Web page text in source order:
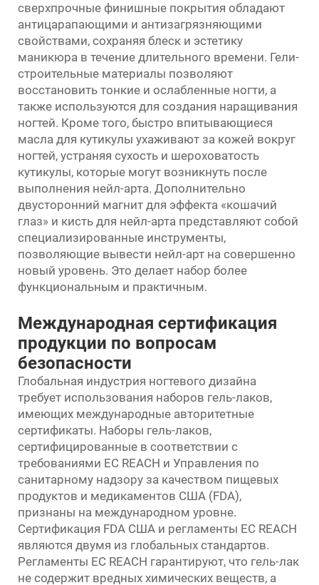
сверхпрочные финишные покрытия обладают
антицарапающими и антизагрязняющими
свойствами, сохраняя блеск и эстетику
маникюра в течение длительного времени. Гели-
строительные материалы позволяют
восстановить тонкие и ослабленные ногти, а
также используются для создания наращивания
ногтей. Кроме того, быстро впитывающиеся
масла для кутикулы ухаживают за кожей вокруг
ногтей, устраняя сухость и шероховатость
кутикулы, которые могут возникнуть после
выполнения нейл-арта. Дополнительно
двусторонний магнит для эффекта «кошачий
глаз» и кисть для нейл-арта представляют собой
специализированные инструменты,
позволяющие вывести нейл-арт на совершенно
новый уровень. Это делает набор более
функциональным и практичным.
Международная сертификация
продукции по вопросам
безопасности
Глобальная индустрия ногтевого дизайна
требует использования наборов гель-лаков,
имеющих международные авторитетные
сертификаты. Наборы гель-лаков,
сертифицированные в соответствии с
требованиями ЕС REACH и Управления по
санитарному надзору за качеством пищевых
продуктов и медикаментов США (FDA),
признаны на международном уровне.
Сертификация FDA США и регламенты ЕС REACH
являются двумя из глобальных стандартов.
Регламенты ЕС REACH гарантируют, что гель-лак
не содержит вредных химических веществ, а